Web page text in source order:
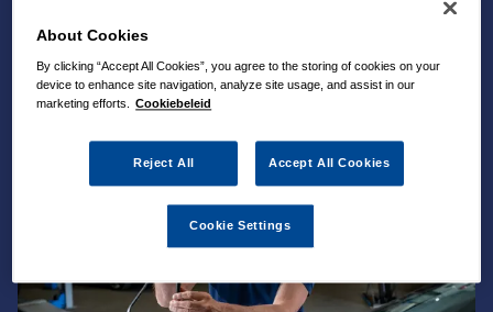
About Cookies
By clicking “Accept All Cookies”, you agree to the storing of cookies on your
device to enhance site navigation, analyze site usage, and assist in our
marketing efforts.
Cookiebeleid
Reject All Accept All Cookies
Cookie Settings